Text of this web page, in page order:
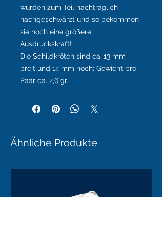
wurden zum Teil nachträglich
nachgeschwärzt und so bekommen
sie noch eine größere
Ausdruckskraft!
Die Schildkröten sind ca. 13 mm
breit und 14 mm hoch; Gewicht pro
Paar ca. 2,6 gr.
Ähnliche Produkte